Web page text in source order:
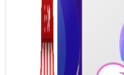
Zalo Marketing